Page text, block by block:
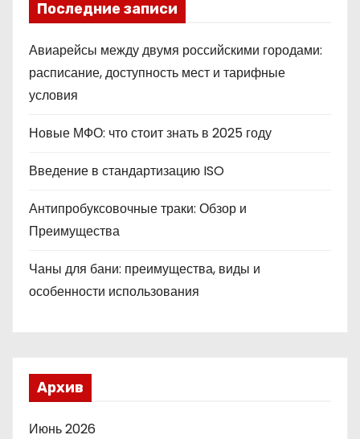
Последние записи
Авиарейсы между двумя российскими городами:
расписание, доступность мест и тарифные
условия
Новые МФО: что стоит знать в 2025 году
Введение в стандартизацию ISO
Антипробуксовочные траки: Обзор и
Преимущества
Чаны для бани: преимущества, виды и
особенности использования
Архив
Июнь 2026